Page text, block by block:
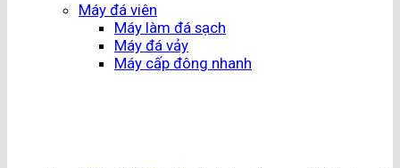
Máy đá viên
Máy làm đá sạch
Máy đá vảy
Máy cấp đông nhanh